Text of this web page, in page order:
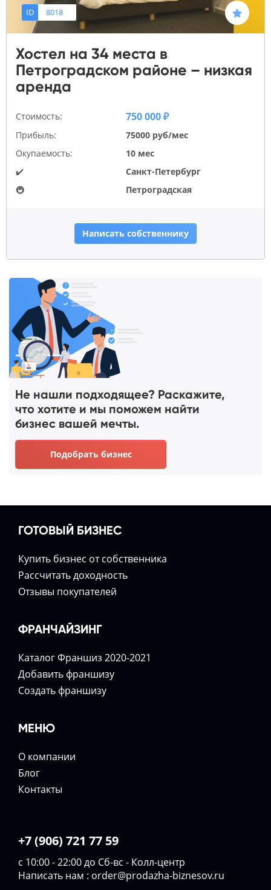
ID 8018
Хостел на 34 места в
Петроградском районе – низкая
аренда
Стоимость: 750 000 ₽
Прибыль:
75000 руб/мес
Окупаемость:
10 мес
✔️
Санкт-Петербург
🚇
Петроградская
Написать собственнику
Не нашли подходящее? Раскажите,
что хотите и мы поможем найти
бизнес вашей мечты.
Подобрать бизнес
ГОТОВЫЙ БИЗНЕС
Купить бизнес от собственника
Расcчитать доходность
Отзывы покупателей
ФРАНЧАЙЗИНГ
Каталог Франшиз 2020-2021
Добавить франшизу
Создать франшизу
МЕНЮ
О компании
Блог
Контакты
+7 (906) 721 77 59
с 10:00 - 22:00 до Сб-вс - Колл-центр
Написать нам : order@prodazha-biznesov.ru